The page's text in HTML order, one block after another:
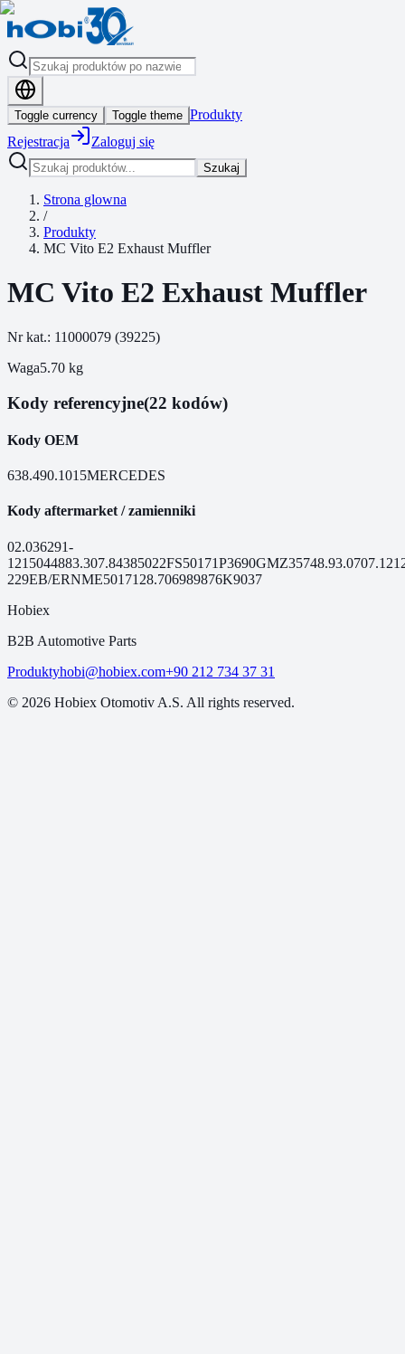
Toggle currency Toggle theme Produkty
Rejestracja
Zaloguj się
Szukaj
Strona glowna
/
Produkty
MC Vito E2 Exhaust Muffler
MC Vito E2 Exhaust Muffler
Nr kat.: 11000079 (39225)
Waga5.70 kg
Kody referencyjne(22 kodów)
Kody OEM
638.490.1015MERCEDES
Kody aftermarket / zamienniki
02.036291-
121 5044883.307.84385022FS50171P3690GMZ35748.93.0707.121
229EB/ERNME50171 28.706989876K9037
Hobiex
B2B Automotive Parts
Produktyhobi@hobiex.com+90 212 734 37 31
© 2026 Hobiex Otomotiv A.S. All rights reserved.